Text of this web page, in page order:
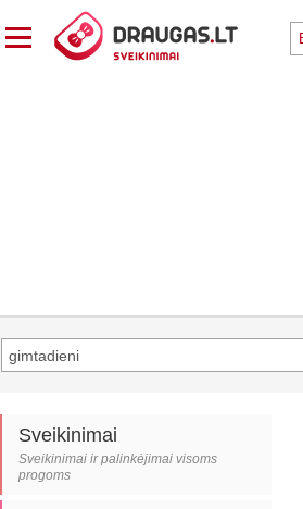
Sveikinimai
Sveikinimai ir palinkėjimai visoms
progoms